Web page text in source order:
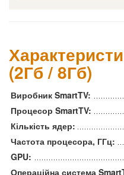
(2Гб / 8Гб)
Виробник SmartTV:
Процесор SmartTV:
Кількість ядер:
Частота процесора, ГГц:
GPU:
Операційна система